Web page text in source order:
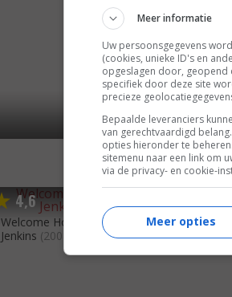
4,6
Welcome Home, Roscoe
Jenkins (2008)
Open
Meer informatie
Uw persoonsgegevens
(cookies, unieke ID's en
opgeslagen door,
specifiek door deze site
precieze
Bepaalde leveranciers
van gerechtvaardigd
opties hieronder te
sitemenu naar een link om
via de privacy- en cookie-
Meer opties